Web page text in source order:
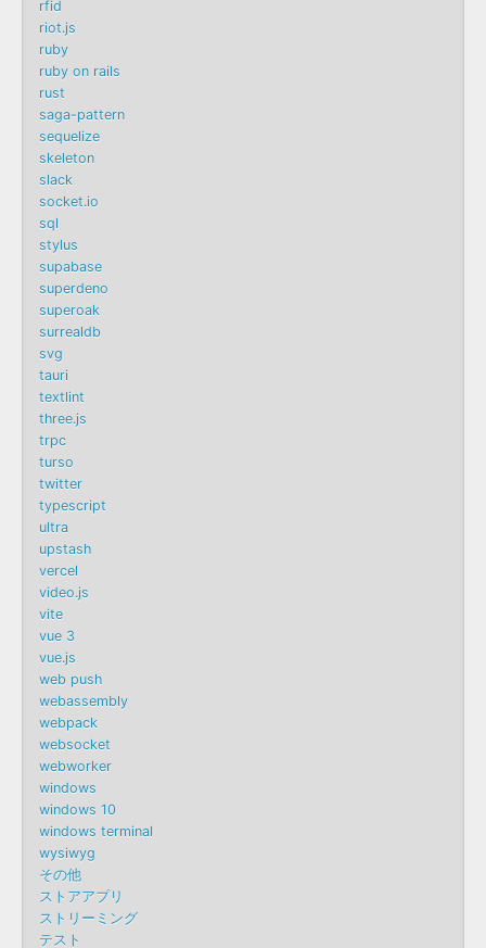
rfid
riot.js
ruby
ruby on rails
rust
saga-pattern
sequelize
skeleton
slack
socket.io
sql
stylus
supabase
superdeno
superoak
surrealdb
svg
tauri
textlint
three.js
trpc
turso
twitter
typescript
ultra
upstash
vercel
video.js
vite
vue 3
vue.js
web push
webassembly
webpack
websocket
webworker
windows
windows 10
windows terminal
wysiwyg
その他
ストアアプリ
ストリーミング
テスト